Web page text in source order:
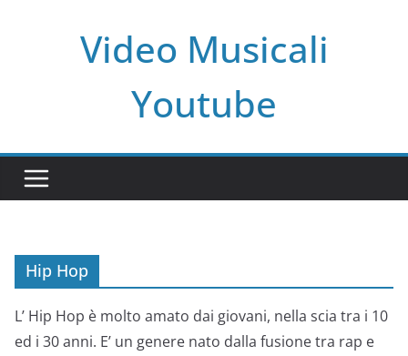
Video Musicali
Youtube
Hip Hop
L’ Hip Hop è molto amato dai giovani, nella scia tra i 10
ed i 30 anni. E’ un genere nato dalla fusione tra rap e